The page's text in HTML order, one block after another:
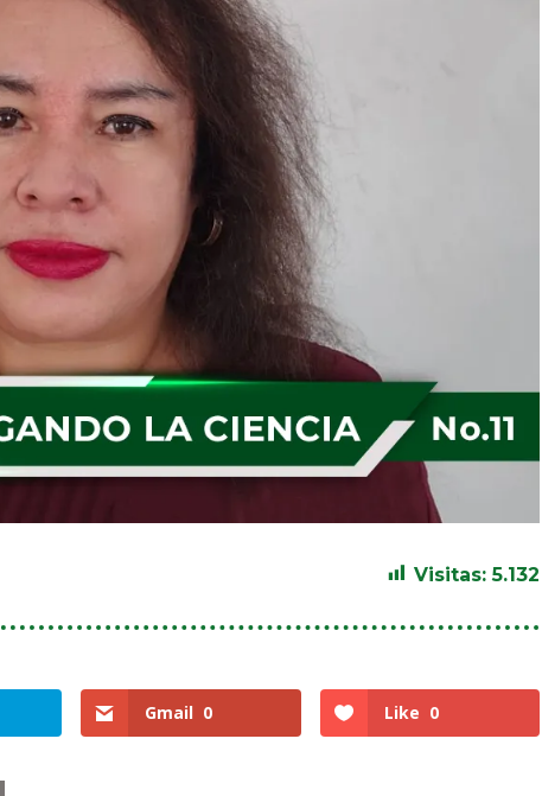
Visitas: 5.132
Gmail 0 Like 0